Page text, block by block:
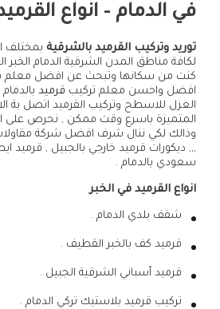
في الدمام – انواع
توريد وتركيب القرميد بالشرقية بمختلف
لكافة مناطق المدن الشرقية الدمام الخبر
كنت من سكانها وتبحث عن افضل معلم
افضل واحسن معلم تركيب قرميد
العزل للاسطح وتركيب القرميد اتصل بة
المتميزة باسرع وقت ممكن , نحرص على
وذالك لكي ننال شرف افضل شركة
,,, ديكورات قرميد خارجي بالجبيل , قرميد
سعودي بالدمام .
انواع القرميد في الخبر
شقف بلدي الدمام .
قرميد كف بالخبر القطيف .
قرميد أسباني الشرقية الجبيل .
تركيب قرميد بلاستيك تركي الدمام .